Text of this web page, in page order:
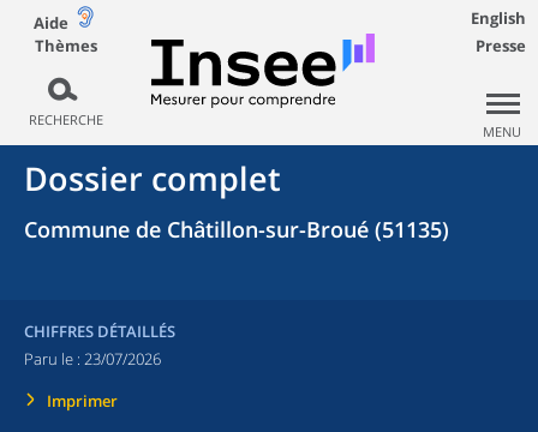
Aide
Thèmes
RECHERCHE
English
Presse
MENU
Dossier complet
Commune de Châtillon-sur-Broué (51135)
CHIFFRES DÉTAILLÉS
Paru le : 23/07/2026
Imprimer